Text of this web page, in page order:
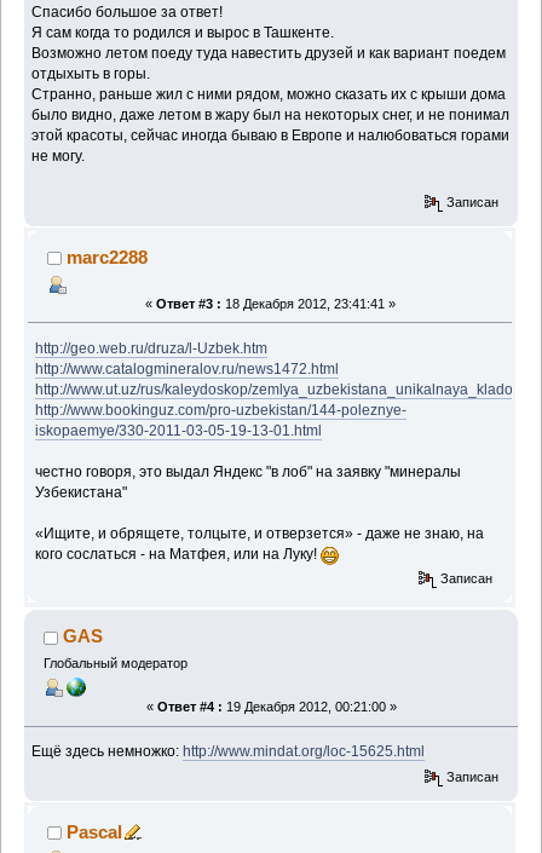
Спасибо большое за ответ!
Я сам когда то родился и вырос в Ташкенте.
Возможно летом поеду туда навестить друзей и как вариант поедем
отдыхыть в горы.
Странно, раньше жил с ними рядом, можно сказать их с крыши дома
было видно, даже летом в жару был на некоторых снег, и не понимал
этой красоты, сейчас иногда бываю в Европе и налюбоваться горами
не могу.
Записан
marc2288
« Ответ #3 : 18 Декабря 2012, 23:41:41 »
http://geo.web.ru/druza/l-Uzbek.htm
http://www.catalogmineralov.ru/news1472.html
http://www.ut.uz/rus/kaleydoskop/
http://www.bookinguz.com/pro-uzbekistan/144-poleznye-
iskopaemye/330-2011-03-05-19-13-01.html
честно говоря, это выдал Яндекс "в лоб" на заявку "минералы
Узбекистана"
«Ищите, и обрящете, толцыте, и отверзется» - даже не знаю, на
кого сослаться - на Матфея, или на Луку!
Записан
GAS
Глобальный модератор
« Ответ #4 : 19 Декабря 2012, 00:21:00 »
Ещё здесь немножко: http://www.mindat.org/loc-15625.html
Записан
Pascal